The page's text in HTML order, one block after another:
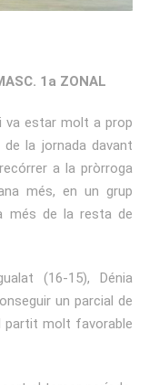
1a ZONAL
va estar molt a prop
la jornada davant
a la pròrroga
més, en un grup
més de la resta de
(16-15), Dénia
un parcial de
partit molt favorable